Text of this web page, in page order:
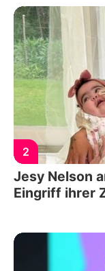
2
Jesy Nelson
Eingriff ihrer